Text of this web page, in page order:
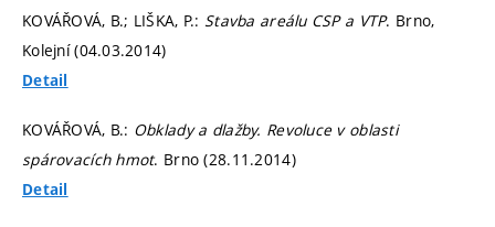
KOVÁŘOVÁ, B.; LIŠKA, P.: Stavba areálu CSP a VTP. Brno,
Kolejní (04.03.2014)
Detail
KOVÁŘOVÁ, B.: Obklady a dlažby. Revoluce v oblasti
spárovacích hmot. Brno (28.11.2014)
Detail